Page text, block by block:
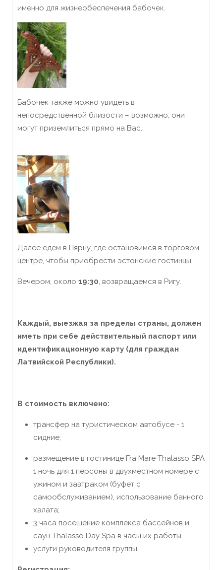
именно для жизнеобеспечения бабочек.
Бабочек также можно увидеть в
непосредственной близости – возможно, они
могут приземлиться прямо на Вас.
Далее едем в Пярну, где остановимся в торговом
центре, чтобы приобрести эстонские гостинцы.
Вечером, около 19:30, возвращаемся в Ригу.
Каждый, выезжая за пределы страны, должен
иметь при себе действительный паспорт или
идентификационную карту (для граждан
Латвийской Республики).
В стоимость включено:
трансфер на туристическом автобусе - 1
сидние;
размещение в гостинице Fra Mare Thalasso SPA
1 ночь для 1 персоны в двухместном номере с
ужином и завтраком (буфет с
самообслуживанием), использование банного
халата;
3 часа посещение комплекса бассейнов и
саун Thalasso Day Spa в часы их работы.
услуги руководителя группы.